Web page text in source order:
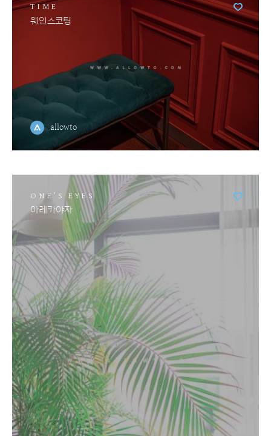
TIME
웨인스코팅
allowto
ONE'S EYES
아레카야자